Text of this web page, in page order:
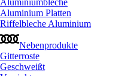
Aluminiumbleche
Aluminium Platten
Riffelbleche Aluminium
Nebenprodukte
Gitterroste
Geschweißt